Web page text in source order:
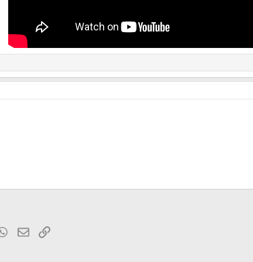
WhatsApp
Электронная почта
Ссылка